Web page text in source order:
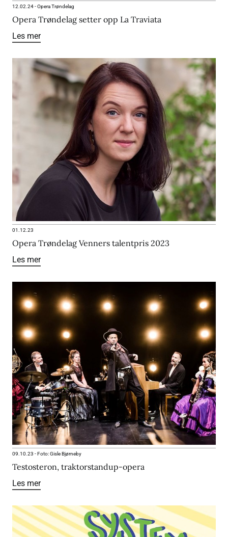
12.02.24-Opera Trøndelag
Opera Trøndelag setter opp La Traviata
Les mer
01.12.23
Opera Trøndelag Venners talentpris 2023
Les mer
09.10.23 -Foto: Gisle Bjørneby
Testosteron, traktorstandup-opera
Les mer